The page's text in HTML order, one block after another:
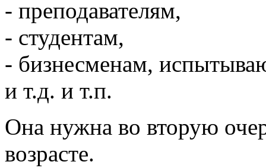
- преподавателям,
- студентам,
- бизнесменам,
и т.д. и т.п.
Она нужна во вторую
возрасте.